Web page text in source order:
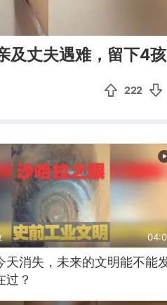
及丈夫遇难，留下4孩
222
天消失，未来的文明能不能
过？